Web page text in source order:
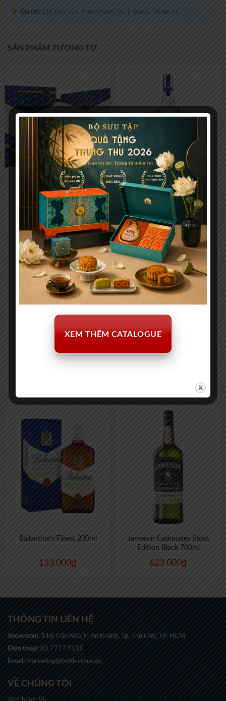
Địa chỉ: 110 Trần Não, P. An Khánh, Tp. Thủ Đức, TP. HCM
SẢN PHẨM TƯƠNG TỰ
Ballantine’s Finest 700ml –
Hộp quà F24
532.000₫
Wyborowa Wodka 750ml
301.000 ₫
Ballantine’s Finest 200ml
133.000₫
Jameson Caskmates Stout
Edition Black 700ml
623.000₫
THÔNG TIN LIÊN HỆ
Showroom: 110 Trần Não, P. An Khánh, Tp. Thủ Đức, TP. HCM
Điện thoại: 03.7777.9110
Email: marketing@bottlestore.vn
VỀ CHÚNG TÔI
XEM THÊM CATALOGUE